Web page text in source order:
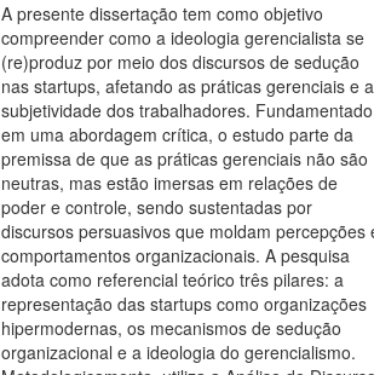
A presente dissertação tem como objetivo
compreender como a ideologia gerencialista se
(re)produz por meio dos discursos de sedução
nas startups, afetando as práticas gerenciais e a
subjetividade dos trabalhadores. Fundamentado
em uma abordagem crítica, o estudo parte da
premissa de que as práticas gerenciais não são
neutras, mas estão imersas em relações de
poder e controle, sendo sustentadas por
discursos persuasivos que moldam percepções
comportamentos organizacionais. A pesquisa
adota como referencial teórico três pilares: a
representação das startups como organizações
hipermodernas, os mecanismos de sedução
organizacional e a ideologia do gerencialismo.